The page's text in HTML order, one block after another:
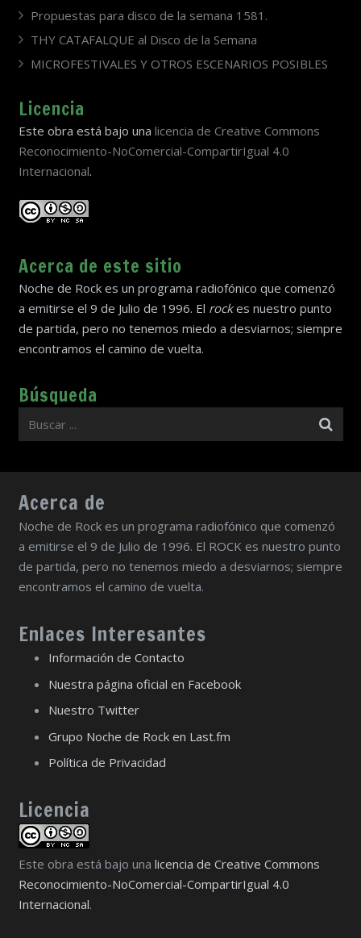
Propuestas para disco de la semana 1581.
THY CATAFALQUE al Disco de la Semana
MICROFESTIVALES Y OTROS ESCENARIOS POSIBLES
Licencia
Este obra está bajo una licencia de Creative Commons
Reconocimiento-NoComercial-CompartirIgual 4.0
Internacional.
Acerca de este sitio
Noche de Rock es un programa radiofónico que comenzó
a emitirse el 9 de Julio de 1996. El rockes nuestro punto
de partida, pero no tenemos miedo a desviarnos; siempre
encontramos el camino de vuelta.
Búsqueda
Acerca de
Noche de Rock es un programa radiofónico que comenzó
a emitirse el 9 de Julio de 1996. El ROCK es nuestro punto
de partida, pero no tenemos miedo a desviarnos; siempre
encontramos el camino de vuelta.
Enlaces Interesantes
Información de Contacto
Nuestra página oficial en Facebook
Nuestro Twitter
Grupo Noche de Rock en Last.fm
Política de Privacidad
Licencia
Este obra está bajo una licencia de Creative Commons
Reconocimiento-NoComercial-CompartirIgual 4.0
Internacional.